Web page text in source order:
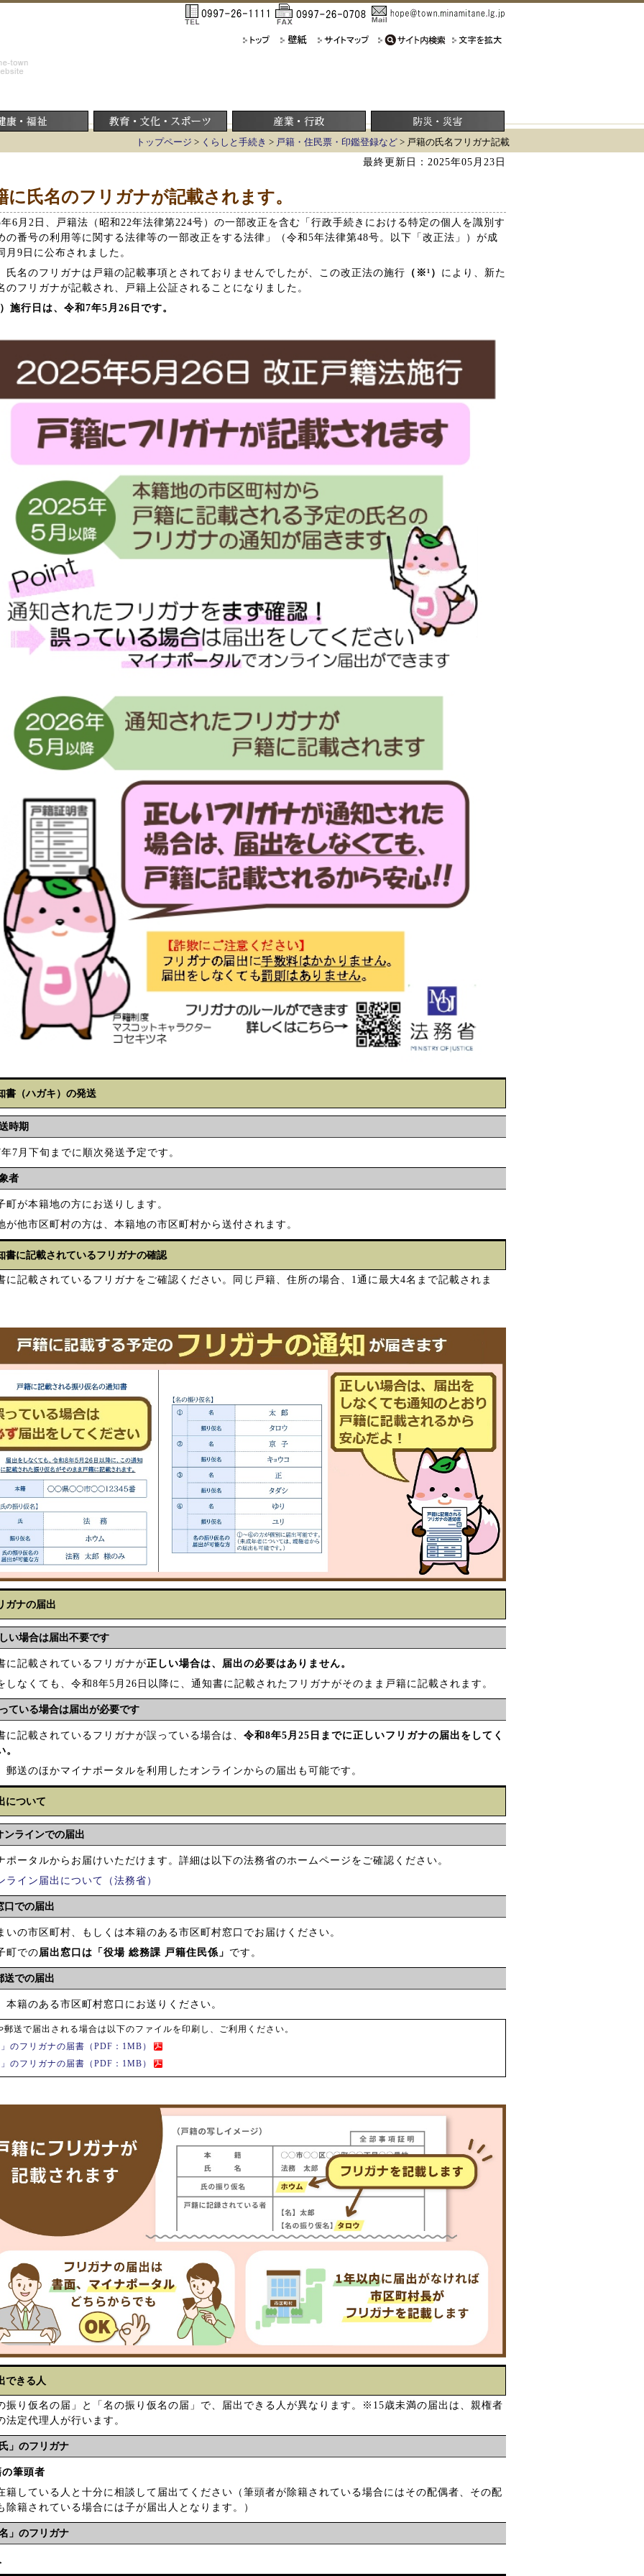
トップページ > くらしと手続き > 戸籍・住民票・印鑑登録など > 戸籍の氏名フリガナ記載
最終更新日：2025年05月23日
に氏名のフリガナが記載されます。
6月2日、戸籍法（昭和22年法律第224号）の一部改正を含む「行政手続きにおける特定の個人を識別す
の番号の利用等に関する法律等の一部改正をする法律」（令和5年法律第48号。以下「改正法」）が成
月9日に公布されました。
氏名のフリガナは戸籍の記載事項とされておりませんでしたが、この改正法の施行 （※¹） により、新た
のフリガナが記載され、戸籍上公証されることになりました。
施行日は、令和7年5月26日です。
書（ハガキ）の発送
時期
7月下旬までに順次発送予定です。
者
町が本籍地の方にお送りします。
が他市区町村の方は、本籍地の市区町村から送付されます。
書に記載されているフリガナの確認
に記載されているフリガナをご確認ください。同じ戸籍、住所の場合、1通に最大4名まで記載されま
ガナの届出
い場合は届出不要です
に記載されているフリガナが正しい場合は、届出の必要はありません。
しなくても、令和8年5月26日以降に、通知書に記載されたフリガナがそのまま戸籍に記載されます。
ている場合は届出が必要です
に記載されているフリガナが誤っている場合は、 令和8年5月25日までに正しいフリガナの届出をしてく
。
郵送のほかマイナポータルを利用したオンラインからの届出も可能です。
について
ンラインでの届出
ポータルからお届けいただけます。詳細は以下の法務省のホームページをご確認ください。
イン届出について（法務省）
口での届出
いの市区町村、もしくは本籍のある市区町村窓口でお届けください。
町での届出窓口は「役場 総務課 戸籍住民係」 です。
送での届出
本籍のある市区町村窓口にお送りください。
郵送で届出される場合は以下のファイルを印刷し、ご利用ください。
のフリガナの届書（PDF：1MB）
のフリガナの届書（PDF：1MB）
できる人
振り仮名の届」と「名の振り仮名の届」で、届出できる人が異なります。※15歳未満の届出は、親権者
法定代理人が行います。
」のフリガナ
筆頭者
籍している人と十分に相談して届出てください（筆頭者が除籍されている場合にはその配偶者、その配
除籍されている場合には子が届出人となります。）
」のフリガナ